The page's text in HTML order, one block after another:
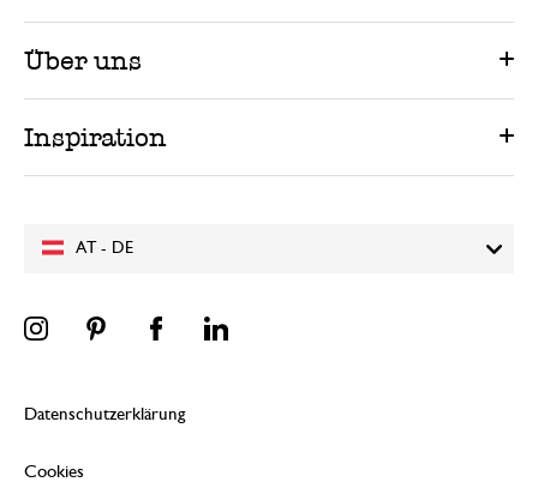
AT - DE
Über uns
Inspiration
Datenschutzerklärung
Cookies